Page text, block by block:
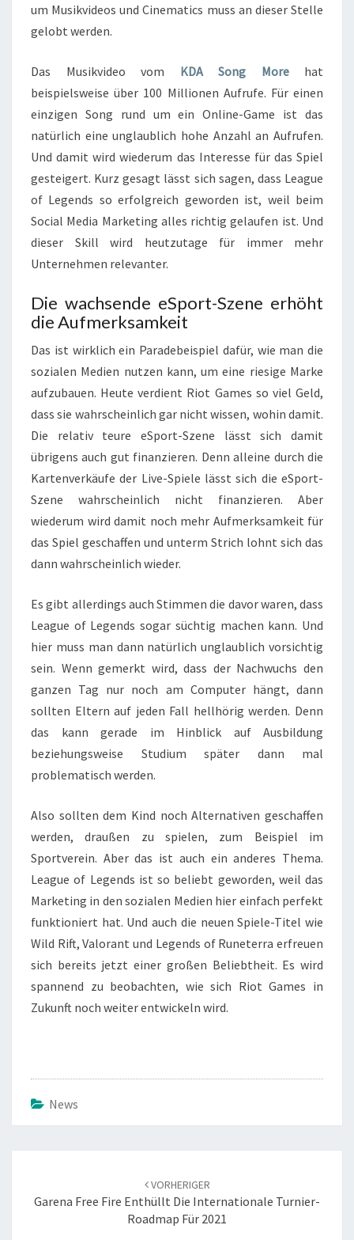
um Musikvideos und Cinematics muss an dieser Stelle
gelobt werden.
Das Musikvideo vom KDA Song Morehat
beispielsweise über 100 Millionen Aufrufe. Für einen
einzigen Song rund um ein Online-Game ist das
natürlich eine unglaublich hohe Anzahl an Aufrufen.
Und damit wird wiederum das Interesse für das Spiel
gesteigert. Kurz gesagt lässt sich sagen, dass League
of Legends so erfolgreich geworden ist, weil beim
Social Media Marketing alles richtig gelaufen ist. Und
dieser Skill wird heutzutage für immer mehr
Unternehmen relevanter.
Die wachsende eSport-Szene erhöht
die Aufmerksamkeit
Das ist wirklich ein Paradebeispiel dafür, wie man die
sozialen Medien nutzen kann, um eine riesige Marke
aufzubauen. Heute verdient Riot Games so viel Geld,
dass sie wahrscheinlich gar nicht wissen, wohin damit.
Die relativ teure eSport-Szene lässt sich damit
übrigens auch gut finanzieren. Denn alleine durch die
Kartenverkäufe der Live-Spiele lässt sich die eSport-
Szene wahrscheinlich nicht finanzieren. Aber
wiederum wird damit noch mehr Aufmerksamkeit für
das Spiel geschaffen und unterm Strich lohnt sich das
dann wahrscheinlich wieder.
Es gibt allerdings auch Stimmen die davor waren, dass
League of Legends sogar süchtig machen kann. Und
hier muss man dann natürlich unglaublich vorsichtig
sein. Wenn gemerkt wird, dass der Nachwuchs den
ganzen Tag nur noch am Computer hängt, dann
sollten Eltern auf jeden Fall hellhörig werden. Denn
das kann gerade im Hinblick auf Ausbildung
beziehungsweise Studium später dann mal
problematisch werden.
Also sollten dem Kind noch Alternativen geschaffen
werden, draußen zu spielen, zum Beispiel im
Sportverein. Aber das ist auch ein anderes Thema.
League of Legends ist so beliebt geworden, weil das
Marketing in den sozialen Medien hier einfach perfekt
funktioniert hat. Und auch die neuen Spiele-Titel wie
Wild Rift, Valorant und Legends of Runeterra erfreuen
sich bereits jetzt einer großen Beliebtheit. Es wird
spannend zu beobachten, wie sich Riot Games in
Zukunft noch weiter entwickeln wird.
News
VORHERIGER
Garena Free Fire Enthüllt Die Internationale Turnier-
Roadmap Für 2021